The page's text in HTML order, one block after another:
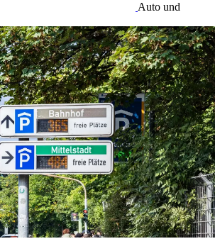
Auto und